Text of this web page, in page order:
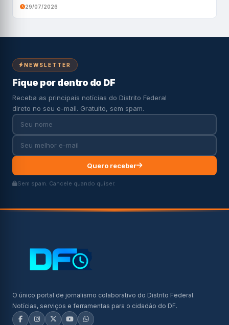
29/07/2026
NEWSLETTER
Fique por dentro do DF
Receba as principais notícias do Distrito Federal
direto no seu e-mail. Gratuito, sem spam.
Quero receber
Sem spam. Cancele quando quiser.
O único portal de jornalismo colaborativo do Distrito Federal.
Notícias, serviços e ferramentas para o cidadão do DF.